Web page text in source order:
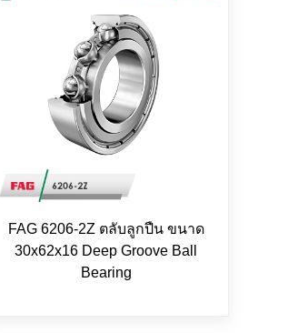
FAG 6206-2Z ตลับลูกปืน ขนาด
30x62x16 Deep Groove Ball
Bearing